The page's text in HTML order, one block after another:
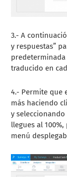
3.- A
y respuestas”
traducido en
4.- Permite que
más haciendo
y
llegues al
menú